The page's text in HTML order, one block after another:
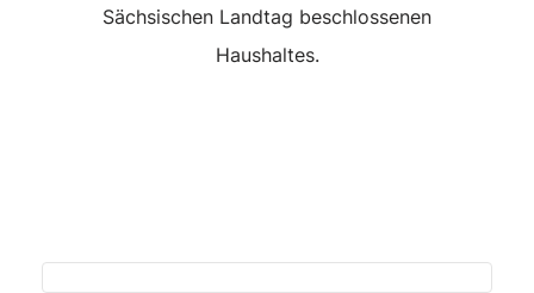
Sächsischen Landtag beschlossenen
Haushaltes.